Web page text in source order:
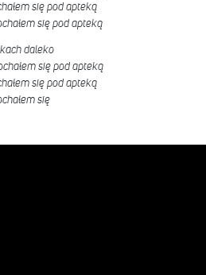
się pod apteką
się pod apteką
daleko
się pod apteką
się pod apteką
się